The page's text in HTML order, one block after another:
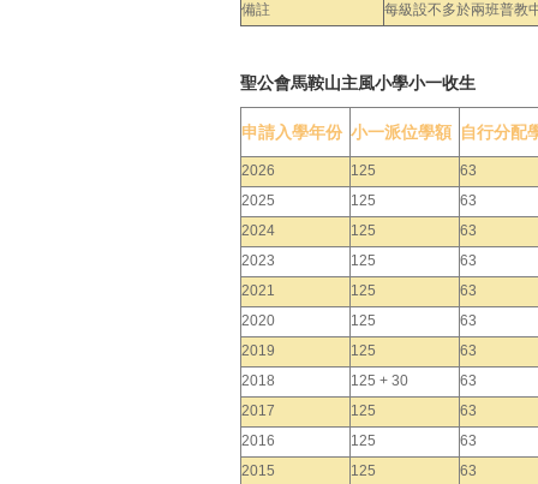
備註
每級設不多於兩班普教
聖公會馬鞍山主風小學小一收生
申請入學年份 小一派位學額 自行分配
2026 125
63
2025
125
63
2024
125
63
2023
125
63
2021
125
63
2020
125
63
2019
125
63
2018
125 + 30
63
2017
125
63
2016
125
63
2015
125
63